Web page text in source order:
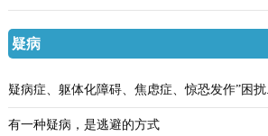
疑病
疑病症、躯体化障碍、焦虑症、惊恐发作”困扰..
有一种疑病，是逃避的方式